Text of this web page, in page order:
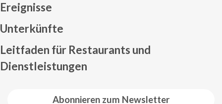
Abonnieren zum Newsletter
Ereignisse
Unterkünfte
Leitfaden für Restaurants und
Dienstleistungen